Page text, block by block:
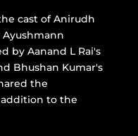
cast of Anirudh
Ayushmann
by Aanand L Rai's
Bhushan Kumar's
the
to the